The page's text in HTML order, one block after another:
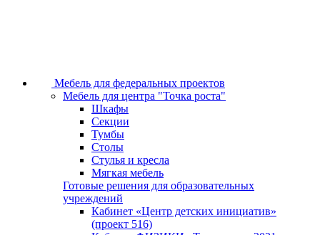
Мебель для федеральных проектов
Мебель для центра "Точка роста"
Шкафы
Секции
Тумбы
Столы
Стулья и кресла
Мягкая мебель
Готовые решения для образовательных
учреждений
Кабинет «Центр детских инициатив»
(проект 516)